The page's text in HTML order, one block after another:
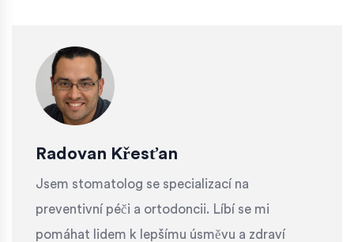
Radovan Křesťan
Jsem stomatolog se specializací na
preventivní péči a ortodoncii. Líbí se mi
pomáhat lidem k lepšímu úsměvu a zdraví